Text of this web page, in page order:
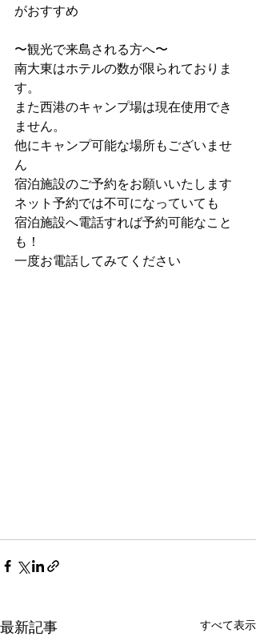
がおすすめ
〜観光で来島される方へ〜
南大東はホテルの数が限られておりま
す。
また西港のキャンプ場は現在使用でき
ません。
他にキャンプ可能な場所もございませ
ん
宿泊施設のご予約をお願いいたします
ネット予約では不可になっていても
宿泊施設へ電話すれば予約可能なこと
も！
一度お電話してみてください
最新記事 すべて表示